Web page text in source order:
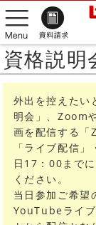
資格説明
外出を控えたい
明会」、Zoom
画を配信する「
「ライブ配信
日17：00まで
ください。
当日参加ご希望
YouTubeライ